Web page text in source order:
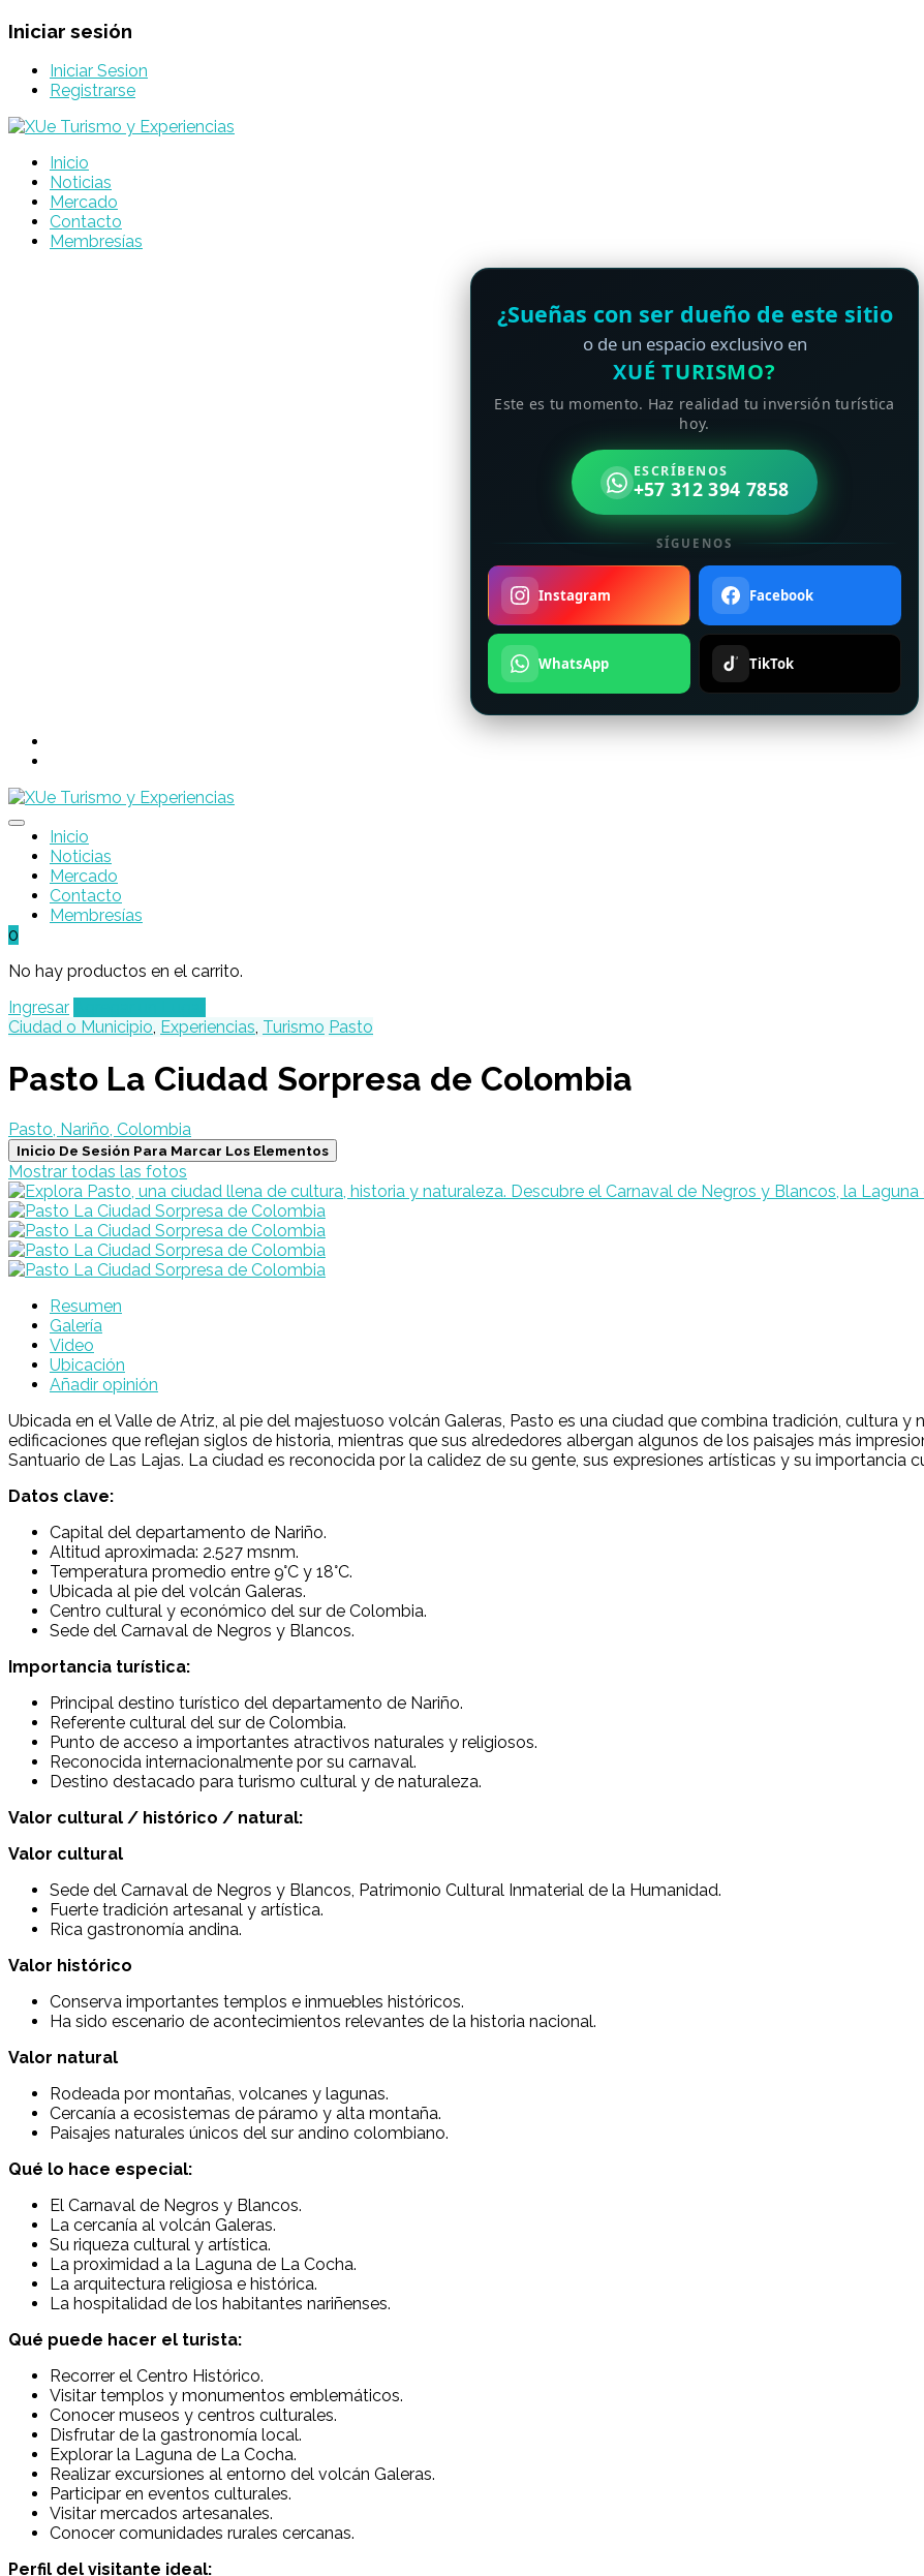
Iniciar sesión
Iniciar Sesion
Registrarse
Inicio
Noticias
Mercado
Contacto
Membresías
¿Sueñas con ser dueño de este sitio
o de un espacio exclusivo en
XUÉ TURISMO?
Este es tu momento. Haz realidad tu inversión turística
hoy.
ESCRÍBENOS
+57 312 394 7858
SÍGUENOS
Instagram Facebook
WhatsApp TikTok
Inicio
Noticias
Mercado
Contacto
Membresías
0
No hay productos en el carrito.
Ingresar
Ciudad o Municipio, Experiencias, Turismo Pasto
Pasto La Ciudad Sorpresa de Colombia
Pasto, Nariño, Colombia
Inicio De Sesión Para Marcar Los Elementos
Mostrar todas las fotos
Resumen
Galería
Video
Ubicación
Añadir opinión
Ubicada en el Valle de Atriz, al pie del majestuoso volcán Galeras, Pasto es una ciudad que combina tradición, cultura
edificaciones que reflejan siglos de historia, mientras que sus alrededores albergan algunos de los paisajes más
Santuario de Las Lajas. La ciudad es reconocida por la calidez de su gente, sus expresiones artísticas y su importancia
Datos clave:
Capital del departamento de Nariño.
Altitud aproximada: 2.527 msnm.
Temperatura promedio entre 9°C y 18°C.
Ubicada al pie del volcán Galeras.
Centro cultural y económico del sur de Colombia.
Sede del Carnaval de Negros y Blancos.
Importancia turística:
Principal destino turístico del departamento de Nariño.
Referente cultural del sur de Colombia.
Punto de acceso a importantes atractivos naturales y religiosos.
Reconocida internacionalmente por su carnaval.
Destino destacado para turismo cultural y de naturaleza.
Valor cultural / histórico / natural:
Valor cultural
Sede del Carnaval de Negros y Blancos, Patrimonio Cultural Inmaterial de la Humanidad.
Fuerte tradición artesanal y artística.
Rica gastronomía andina.
Valor histórico
Conserva importantes templos e inmuebles históricos.
Ha sido escenario de acontecimientos relevantes de la historia nacional.
Valor natural
Rodeada por montañas, volcanes y lagunas.
Cercanía a ecosistemas de páramo y alta montaña.
Paisajes naturales únicos del sur andino colombiano.
Qué lo hace especial:
El Carnaval de Negros y Blancos.
La cercanía al volcán Galeras.
Su riqueza cultural y artística.
La proximidad a la Laguna de La Cocha.
La arquitectura religiosa e histórica.
La hospitalidad de los habitantes nariñenses.
Qué puede hacer el turista:
Recorrer el Centro Histórico.
Visitar templos y monumentos emblemáticos.
Conocer museos y centros culturales.
Disfrutar de la gastronomía local.
Explorar la Laguna de La Cocha.
Realizar excursiones al entorno del volcán Galeras.
Participar en eventos culturales.
Visitar mercados artesanales.
Conocer comunidades rurales cercanas.
Perfil del visitante ideal: